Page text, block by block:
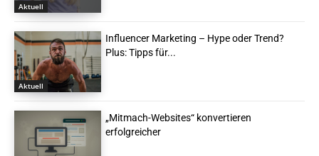
Aktuell
Aktuell
Influencer Marketing – Hype oder Trend?
Plus: Tipps für...
„Mitmach-Websites“ konvertieren
erfolgreicher